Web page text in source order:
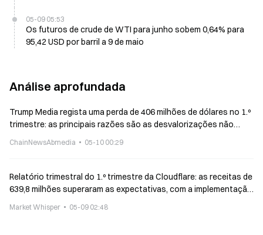
05-09 05:53
Os futuros de crude de WTI para junho sobem 0,64% para
95,42 USD por barril a 9 de maio
Análise aprofundada
Trump Media regista uma perda de 406 milhões de dólares no 1.º
trimestre: as principais razões são as desvalorizações não
ChainNewsAbmedia 05-10 00:29
Relatório trimestral do 1.º trimestre da Cloudflare: as receitas de
639,8 milhões superaram as expectativas, com a implementação
Market Whisper 05-09 02:48